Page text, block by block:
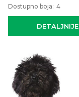
DETALJNIJE
Dostupno boja: 4